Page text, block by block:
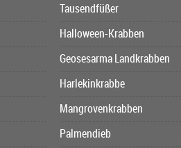
Tausendfüßer
Halloween-Krabben
Geosesarma Landkrabben
Harlekinkrabbe
Mangrovenkrabben
Palmendieb